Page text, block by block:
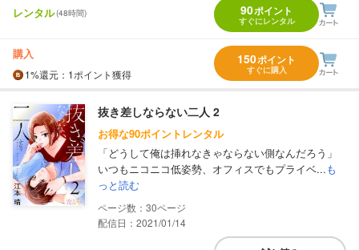
レンタル(48時間) 90ポイント
すぐにレンタル
購入
1%還元 ：1ポイント獲得
150ポイント
すぐに購入
抜き差しならない二人 2
お得な90ポイントレンタル
「どうして俺は挿れなきゃならない側なんだろう」
いつもニコニコ低姿勢、オフィスでもプライベ...も
っと読む
30
配信日：2021/01/14